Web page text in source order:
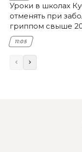
Уроки в школах
отменять при
гриппом свыше
11:05